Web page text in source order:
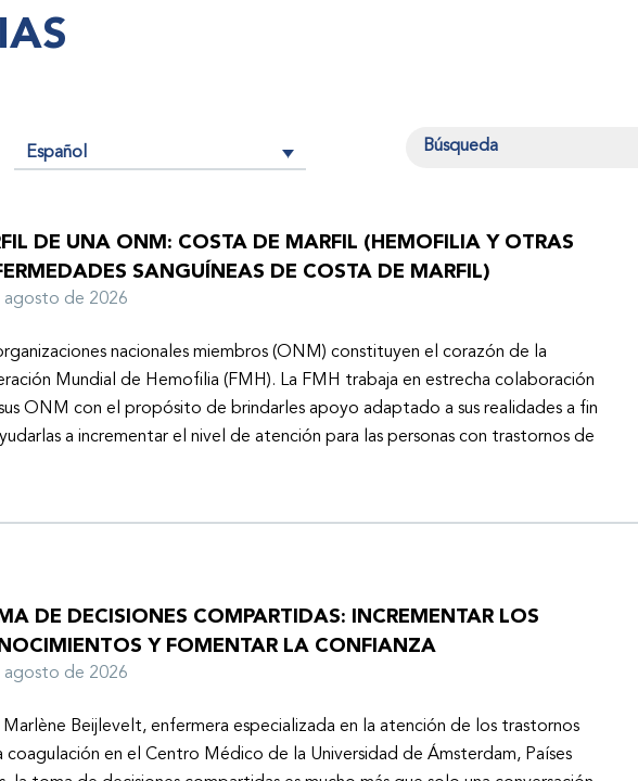
Federación Mundial de Hemofilia (FMH) y su
Programa de Ayuda Humanitaria salvo su vida.
Español
DE UNA ONM: COSTA DE MARFIL (HEMOFILIA Y OTRAS
SANGUÍNEAS DE COSTA DE MARFIL)
agosto de 2026
nacionales miembros (ONM) constituyen el corazón de la
Mundial de Hemofilia (FMH). La FMH trabaja en estrecha colaboración
ONM con el propósito de brindarles apoyo adaptado a sus realidades a fin
a incrementar el nivel de atención para las personas con trastornos de
DE DECISIONES COMPARTIDAS: INCREMENTAR LOS
Y FOMENTAR LA CONFIANZA
agosto de 2026
Marlène Beijlevelt, enfermera especializada en la atención de los trastornos
coagulación en el Centro Médico de la Universidad de Ámsterdam, Países